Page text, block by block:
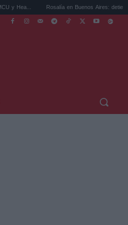
Rosalía en Buenos Aires: detiene el tráfico y